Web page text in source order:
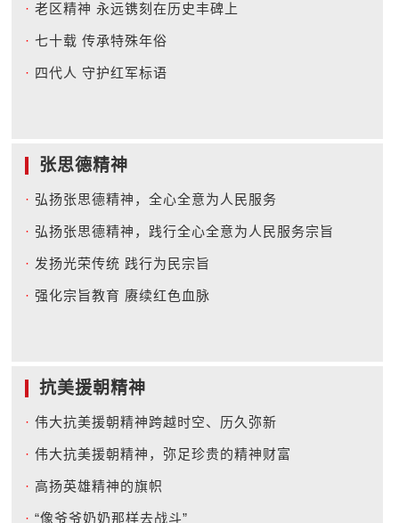
· 老区精神 永远镌刻在历史丰碑上
· 七十载 传承特殊年俗
· 四代人 守护红军标语
张思德精神
· 弘扬张思德精神，全心全意为人民服务
· 弘扬张思德精神，践行全心全意为人民服务宗旨
· 发扬光荣传统 践行为民宗旨
· 强化宗旨教育 赓续红色血脉
抗美援朝精神
· 伟大抗美援朝精神跨越时空、历久弥新
· 伟大抗美援朝精神，弥足珍贵的精神财富
· 高扬英雄精神的旗帜
· “像爷爷奶奶那样去战斗”